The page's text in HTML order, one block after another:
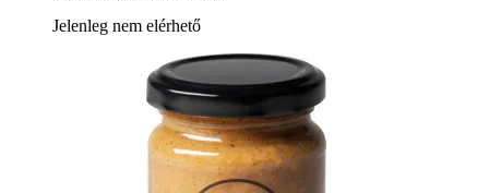
Jelenleg nem elérhető